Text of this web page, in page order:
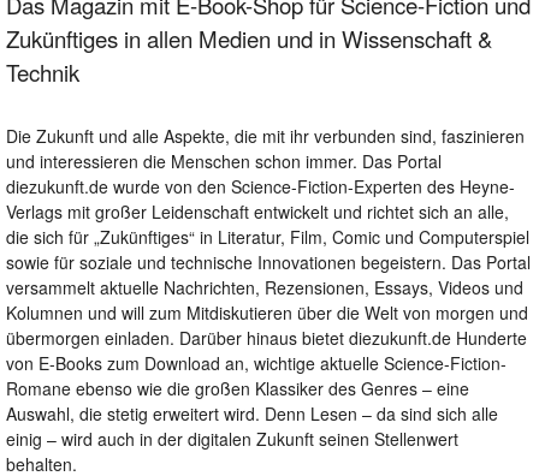
Zukünftiges in allen Medien und in Wissenschaft &
Technik
Die Zukunft und alle Aspekte, die mit ihr verbunden sind, faszinieren
und interessieren die Menschen schon immer. Das Portal
diezukunft.de wurde von den Science-Fiction-Experten des Heyne-
Verlags mit großer Leidenschaft entwickelt und richtet sich an alle,
die sich für „Zukünftiges“ in Literatur, Film, Comic und Computerspiel
sowie für soziale und technische Innovationen begeistern. Das Portal
versammelt aktuelle Nachrichten, Rezensionen, Essays, Videos und
Kolumnen und will zum Mitdiskutieren über die Welt von morgen und
übermorgen einladen. Darüber hinaus bietet diezukunft.de Hunderte
von E-Books zum Download an, wichtige aktuelle Science-Fiction-
Romane ebenso wie die großen Klassiker des Genres – eine
Auswahl, die stetig erweitert wird. Denn Lesen – da sind sich alle
einig – wird auch in der digitalen Zukunft seinen Stellenwert
behalten.